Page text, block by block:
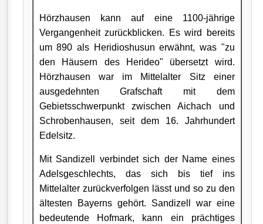
Hörzhausen kann auf eine 1100-jährige
Vergangenheit zurückblicken. Es wird bereits
um 890 als Heridioshusun erwähnt, was "zu
den Häusern des Herideo" übersetzt wird.
Hörzhausen war im Mittelalter Sitz einer
ausgedehnten Grafschaft mit dem
Gebietsschwerpunkt zwischen Aichach und
Schrobenhausen, seit dem 16. Jahrhundert
Edelsitz.
Mit Sandizell verbindet sich der Name eines
Adelsgeschlechts, das sich bis tief ins
Mittelalter zurückverfolgen lässt und so zu den
ältesten Bayerns gehört. Sandizell war eine
bedeutende Hofmark, kann ein prächtiges